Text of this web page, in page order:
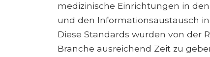
medizinische Einrichtungen in
und den Informationsaustausch
Diese Standards wurden von der
Branche ausreichend Zeit zu